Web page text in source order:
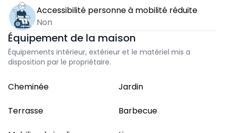
Accessibilité personne à mobilité réduite
Non
Équipement de la maison
Équipements intérieur, extérieur et le matériel mis a
disposition par le propriétaire.
Cheminée Jardin
Terrasse Barbecue